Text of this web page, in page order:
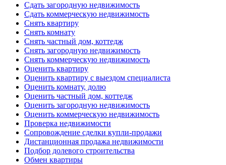
Сдать загородную недвижимость
Сдать коммерческую недвижимость
Снять квартиру
Снять комнату
Снять частный дом, коттедж
Снять загородную недвижимость
Снять коммерческую недвижимость
Оценить квартиру
Оценить квартиру с выездом специалиста
Оценить комнату, долю
Оценить частный дом, коттедж
Оценить загородную недвижимость
Оценить коммерческую недвижимость
Проверка недвижимости
Сопровождение сделки купли-продажи
Дистанционная продажа недвижимости
Подбор долевого строительства
Обмен квартиры